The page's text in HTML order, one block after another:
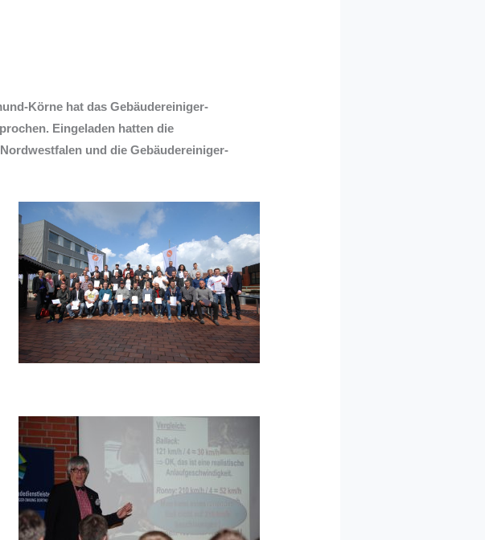
Körne hat das Gebäudereiniger-
Eingeladen hatten die
und die Gebäudereiniger-